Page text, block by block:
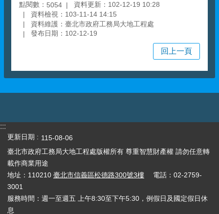
點閱數： 5054
資料更新：102-12-19 10:28
資料檢視：103-11-14 14:15
資料維護：臺北市政府工務局大地工程處
發布日期：102-12-19
回上一頁
:::
更新日期
115-08-06
臺北市政府工務局大地工程處版權所有 尊重智慧財產權 請勿任意轉
載作商業用途
地址：110210 臺北市信義區松德路300號3樓 電話：02-2759-
3001
服務時間：週一至週五 上午8:30至下午5:30，例假日及國定假日休
息